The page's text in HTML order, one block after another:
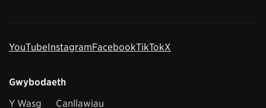
YouTubeInstagramFacebookTikTokX
Gwybodaeth
Y Wasg
Canllawiau